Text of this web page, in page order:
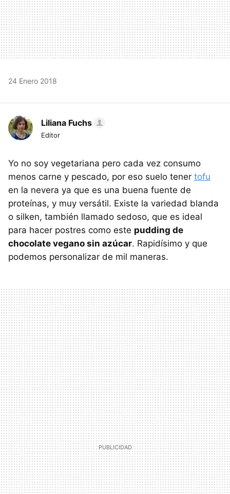
24 Enero 2018
Liliana Fuchs
Editor
Yo no soy vegetariana pero cada vez consumo
menos carne y pescado, por eso suelo tener tofu
en la nevera ya que es una buena fuente de
proteínas, y muy versátil. Existe la variedad blanda
o silken, también llamado sedoso, que es ideal
para hacer postres como este pudding de
chocolate vegano sin azúcar. Rapidísimo y que
podemos personalizar de mil maneras.